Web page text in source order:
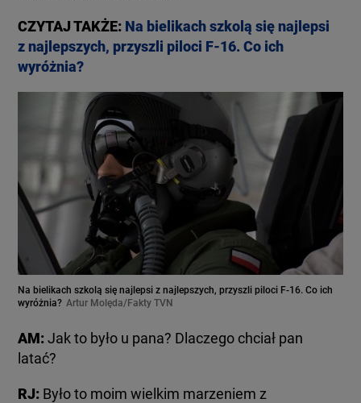
CZYTAJ TAKŻE: Na bielikach szkolą się najlepsi
z najlepszych, przyszli piloci F-16. Co ich
wyróżnia?
Na bielikach szkolą się najlepsi z najlepszych, przyszli piloci F-16. Co ich
wyróżnia? Artur Molęda/Fakty TVN
AM:Jak to było u pana? Dlaczego chciał pan
latać?
RJ: Było to moim wielkim marzeniem z